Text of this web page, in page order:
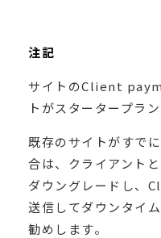
注記
サイトのClient
トがスタータープラ
既存のサイトがすで
合は、クライアント
ダウングレードし、
送信してダウンタイ
勧めします。